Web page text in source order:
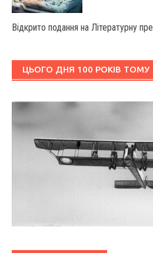
Відкрито подання на Літературну
ЦЬОГО ДНЯ 100 РОКІВ ТОМУ